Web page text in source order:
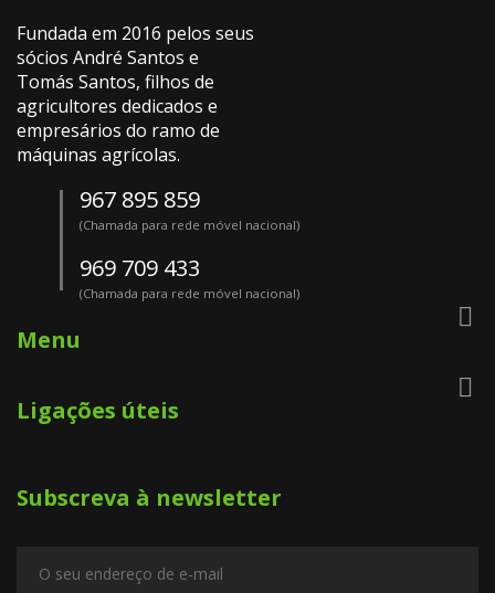
Fundada em 2016 pelos seus
sócios André Santos e
Tomás Santos, filhos de
agricultores dedicados e
empresários do ramo de
máquinas agrícolas.
967 895 859
(Chamada para rede móvel nacional)
969 709 433
(Chamada para rede móvel nacional)
Menu

Ligações úteis

Subscreva à newsletter